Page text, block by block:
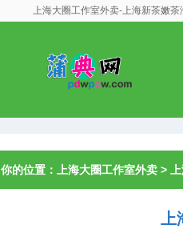
上海大圈工作室外卖-上海新茶嫩
你的位置： 上海大圈工作室外卖 >
上